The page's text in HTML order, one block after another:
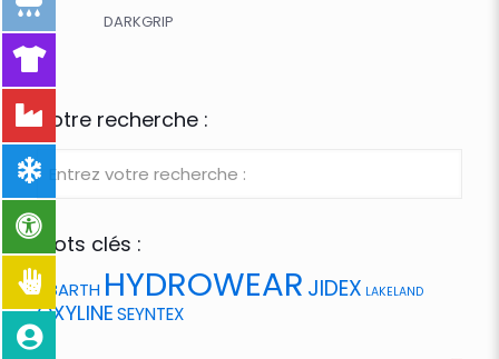
DARKGRIP
Votre recherche :
Mots clés :
ABARTH HYDROWEAR JIDEX LAKELAND
OXYLINESEYNTEX